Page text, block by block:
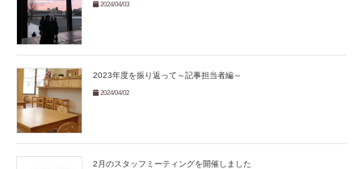
2024/04/03
2023年度を振り返って～記事担当者編～
2024/04/02
2月のスタッフミーティングを開催しました